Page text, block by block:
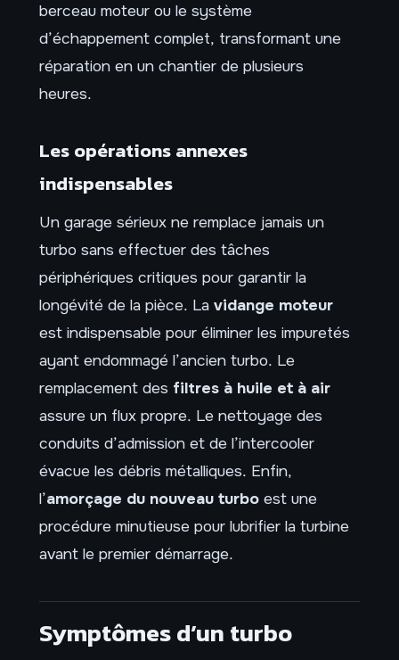
berceau moteur ou le système
d’échappement complet, transformant une
réparation en un chantier de plusieurs
heures.
Les opérations annexes
indispensables
Un garage sérieux ne remplace jamais un
turbo sans effectuer des tâches
périphériques critiques pour garantir la
longévité de la pièce. La vidange moteur
est indispensable pour éliminer les impuretés
ayant endommagé l’ancien turbo. Le
remplacement des filtres à huile et à air
assure un flux propre. Le nettoyage des
conduits d’admission et de l’intercooler
évacue les débris métalliques. Enfin,
l’amorçage du nouveau turbo est une
procédure minutieuse pour lubrifier la turbine
avant le premier démarrage.
Symptômes d’un turbo